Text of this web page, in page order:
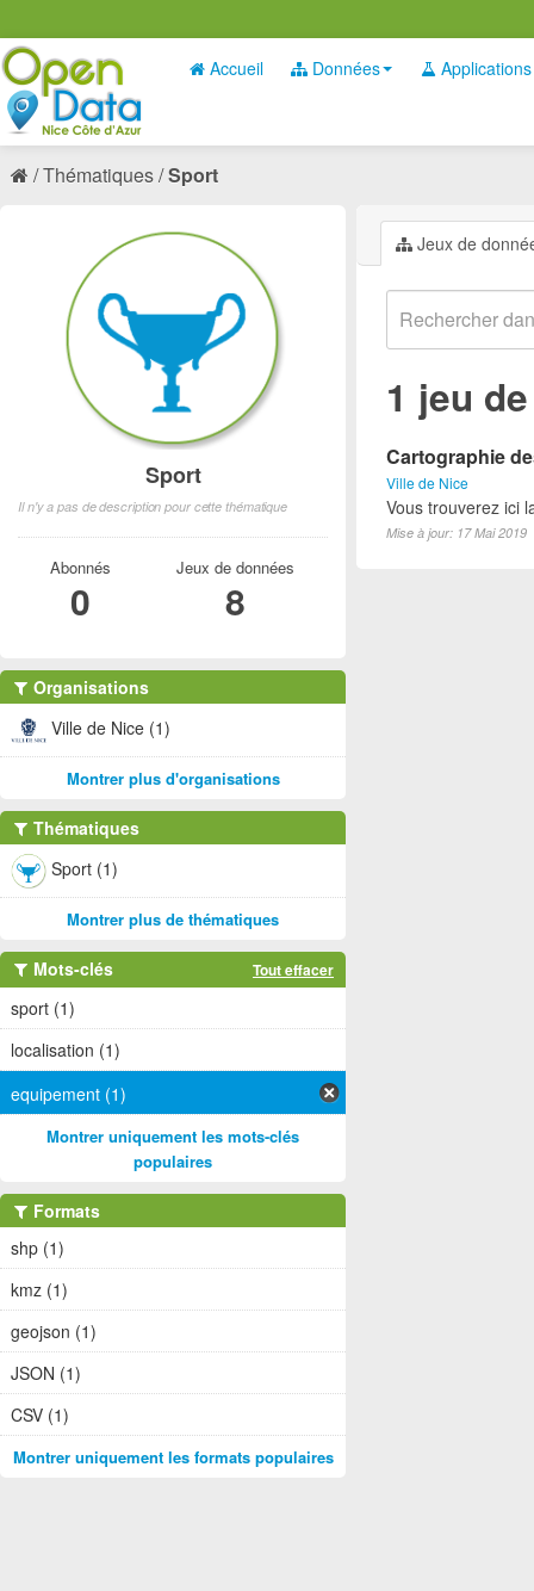
Accueil Données Applications
Thématiques Sport
Jeux de
1 jeu
Cartographie
Ville de Nice
Vous trouverez ici
Mise à jour: 17 Mai 2019
Sport
Il n'y a pas de description pour cette thématique
Abonnés
0
Jeux de données
8
Organisations
Ville de Nice (1)
Montrer plus d'organisations
Thématiques
Sport (1)
Montrer plus de thématiques
Mots-clés Tout effacer
sport (1)
localisation (1)
equipement (1)
Montrer uniquement les mots-clés
populaires
Formats
shp (1)
kmz (1)
geojson (1)
JSON (1)
CSV (1)
Montrer uniquement les formats populaires